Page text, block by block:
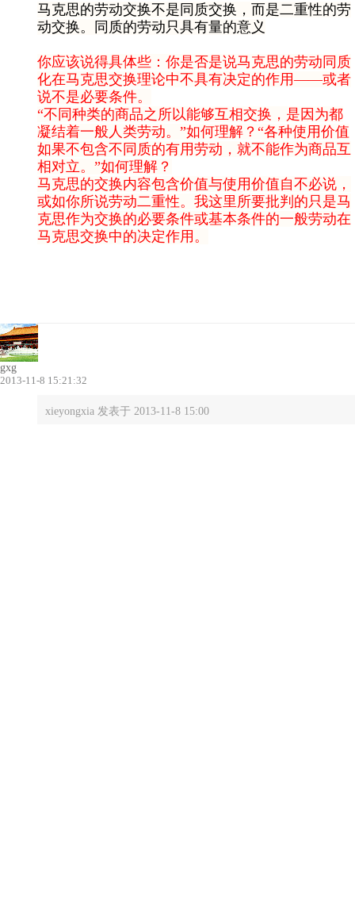
马克思的劳动交换不是同质交换，而是二重性的劳
动交换。同质的劳动只具有量的意义
你应该说得具体些：你是否是说马克思的劳动同质
化在马克思交换理论中不具有决定的作用——或者
说不是必要条件。
“不同种类的商品之所以能够互相交换，是因为都
凝结着一般人类劳动。”如何理解？“各种使用价值
如果不包含不同质的有用劳动，就不能作为商品互
相对立。”如何理解？
马克思的交换内容包含价值与使用价值自不必说，
或如你所说劳动二重性。我这里所要批判的只是马
克思作为交换的必要条件或基本条件的一般劳动在
马克思交换中的决定作用。
gxg
2013-11-8 15:21:32
xieyongxia 发表于 2013-11-8 15:00